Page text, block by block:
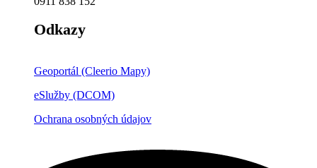
Odkazy
Geoportál (Cleerio Mapy)
eSlužby (DCOM)
Ochrana osobných údajov